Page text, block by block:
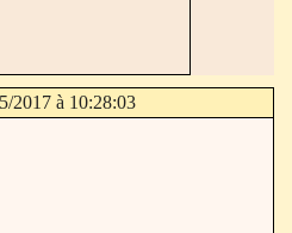
2017 à 10:28:03